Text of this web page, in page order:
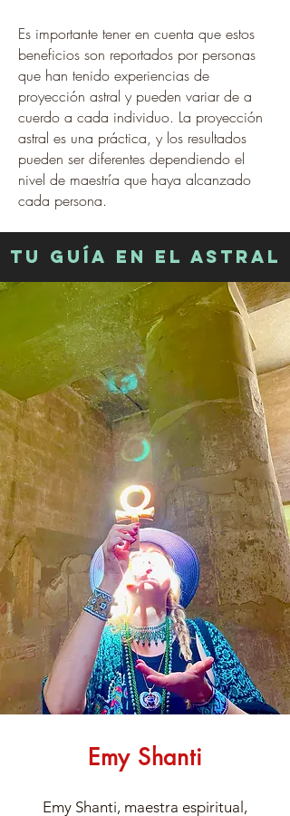
Es importante tener en cuenta que estos
beneficios son reportados por personas
que han tenido experiencias de
proyección astral y pueden variar de a
cuerdo a cada individuo. La proyección
astral es una práctica, y los resultados
pueden ser diferentes dependiendo el
nivel de maestría que haya alcanzado
cada persona.
TU GUÍA en el AStRAL
Emy Shanti
Emy Shanti, maestra espiritual,